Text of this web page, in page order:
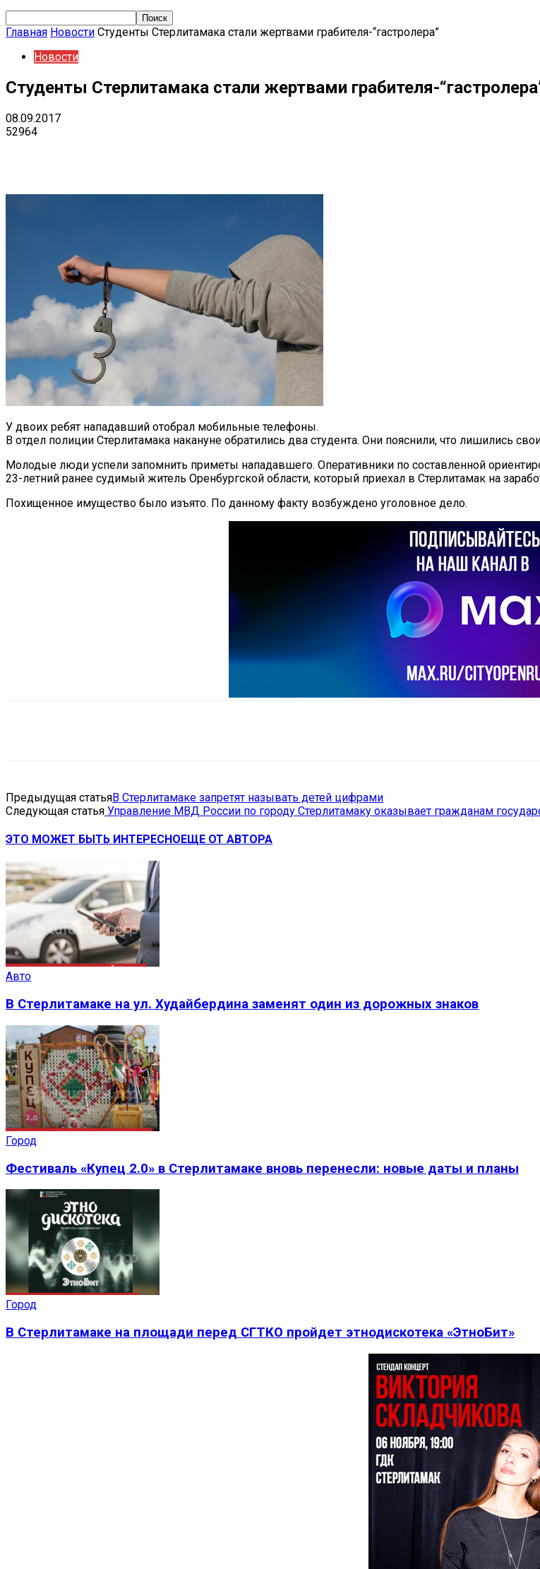
Главная Новости Студенты Стерлитамака стали жертвами грабителя-“гастролера”
Новости
Студенты Стерлитамака стали жертвами грабителя-
08.09.2017
52964
У двоих ребят нападавший отобрал мобильные телефоны.
В отдел полиции Стерлитамака накануне обратились два студента. Они пояснили, что лишились
Молодые люди успели запомнить приметы нападавшего. Оперативники по составленной
23-летний ранее судимый житель Оренбургской области, который приехал в Стерлитамак на
Похищенное имущество было изъято. По данному факту возбуждено уголовное дело.
Предыдущая статьяВ Стерлитамаке запретят называть детей цифрами
Следующая статья Управление МВД России по городу Стерлитамаку оказывает гражданам
ЭТО МОЖЕТ БЫТЬ ИНТЕРЕСНОЕЩЕ ОТ АВТОРА
Авто
В Стерлитамаке на ул. Худайбердина заменят один из дорожных знаков
Город
Фестиваль «Купец 2.0» в Стерлитамаке вновь перенесли: новые даты и планы
Город
В Стерлитамаке на площади перед СГТКО пройдет этнодискотека «ЭтноБит»